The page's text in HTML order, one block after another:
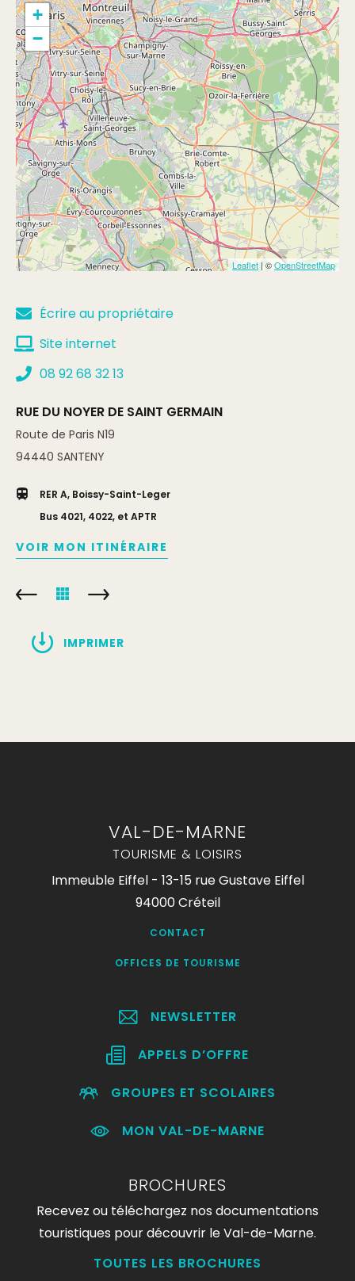
+
−
Leaflet | ©OpenStreetMap
Écrire au propriétaire
Site internet
08 92 68 32 13
RUE DU NOYER DE SAINT GERMAIN
Route de Paris N19
94440 SANTENY
RER A, Boissy-Saint-Leger
Bus 4021, 4022, et APTR
VOIR MON ITINÉRAIRE
IMPRIMER
VAL-DE-MARNE
TOURISME & LOISIRS
Immeuble Eiffel - 13-15 rue Gustave Eiffel
94000 Créteil
CONTACT
OFFICES DE TOURISME
NEWSLETTER
APPELS D’OFFRE
GROUPES ET SCOLAIRES
MON VAL-DE-MARNE
BROCHURES
Recevez ou téléchargez nos documentations
touristiques pour découvrir le Val-de-Marne.
TOUTES LES BROCHURES